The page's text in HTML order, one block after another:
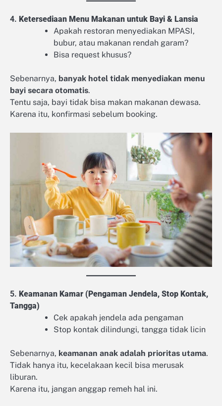
4. Ketersediaan Menu Makanan untuk Bayi & Lansia
Apakah restoran menyediakan MPASI,
bubur, atau makanan rendah garam?
Bisa request khusus?
Sebenarnya, banyak hotel tidak menyediakan menu
bayi secara otomatis.
Tentu saja, bayi tidak bisa makan makanan dewasa.
Karena itu, konfirmasi sebelum booking.
5. Keamanan Kamar (Pengaman Jendela, Stop Kontak,
Tangga)
Cek apakah jendela ada pengaman
Stop kontak dilindungi, tangga tidak licin
Sebenarnya, keamanan anak adalah prioritas utama.
Tidak hanya itu, kecelakaan kecil bisa merusak
liburan.
Karena itu, jangan anggap remeh hal ini.